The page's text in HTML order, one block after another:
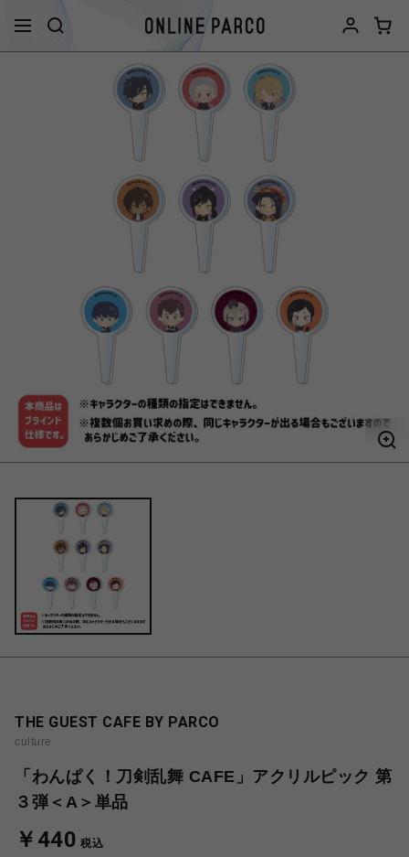
THE GUEST CAFE BY PARCO
culture
「わんぱく！刀剣乱舞 CAFE」アクリルピック 第
３弾＜A＞単品
￥440 税込